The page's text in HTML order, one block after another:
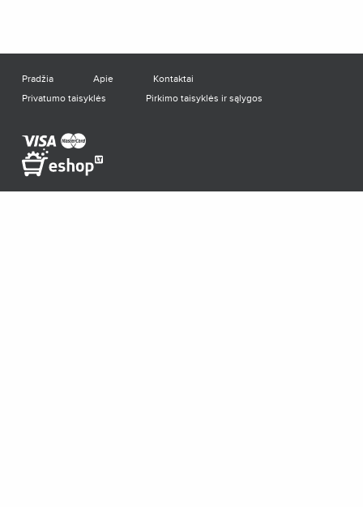
Pradžia Apie
Kontaktai
Privatumo taisyklės
Pirkimo taisyklės ir sąlygos